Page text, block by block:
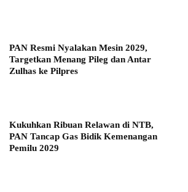
PAN Resmi Nyalakan Mesin 2029,
Targetkan Menang Pileg dan Antar
Zulhas ke Pilpres
Kukuhkan Ribuan Relawan di NTB,
PAN Tancap Gas Bidik Kemenangan
Pemilu 2029